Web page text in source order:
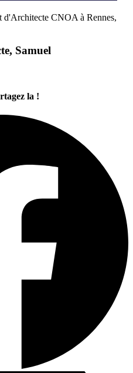
d'Architecte CNOA à Rennes,
Samuel
la !